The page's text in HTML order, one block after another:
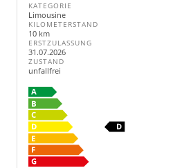
KATEGORIE
Limousine
KILOMETERSTAND
10 km
ERSTZULASSUNG
31.07.2026
ZUSTAND
unfallfrei